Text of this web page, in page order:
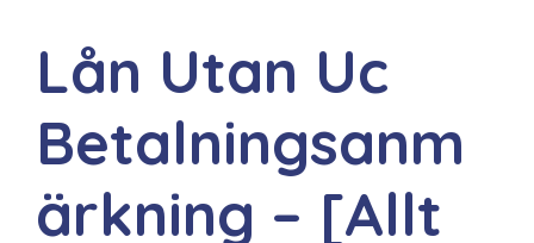
Lån Utan Uc
Betalningsanm
ärkning – [Allt